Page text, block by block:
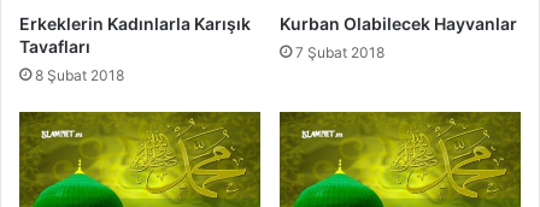
i
s
l
e
r
Erkeklerin Kadınlarla Karışık
Tavafları
8 Şubat 2018
Kurban Olabilecek Hayvanlar
7 Şubat 2018